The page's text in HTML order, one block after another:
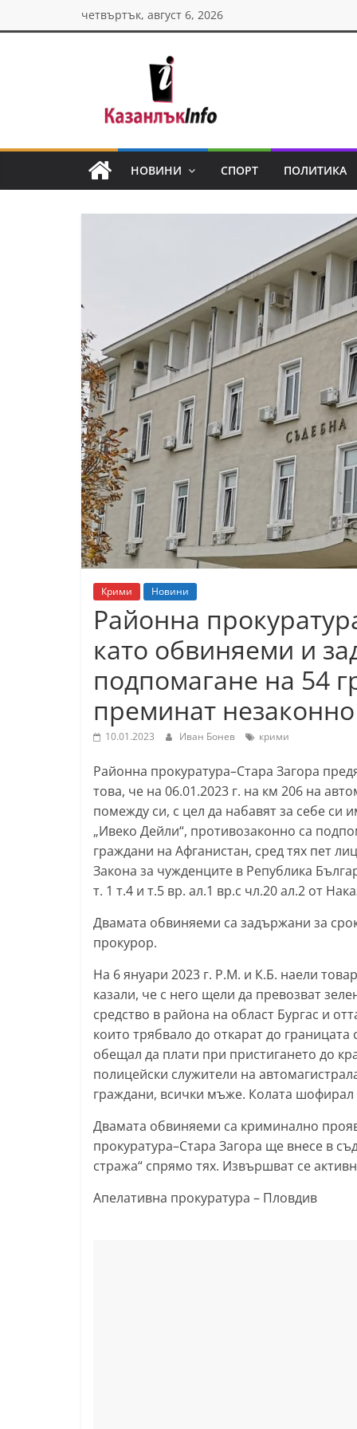
to
четвъртък, август 6, 2026
Казанлък
инфо
и
о
т
К
а
з
а
н
л
ъ
к
и
НОВИНИ СПОРТ ПОЛИТИКА
Крими Новини
Районна
като обвиняеми и
подпомагане на 54
преминат
10.01.2023 Иван Бонев крими
Районна прокуратура–Стара Загора
това, че на 06.01.2023 г. на км 206 на
помежду си, с цел да набавят за себе си
„Ивеко Дейли“, противозаконно са
граждани на Афганистан, сред тях пет
Закона за чужденците в Република
т. 1 т.4 и т.5 вр. ал.1 вр.с чл.20 ал.2 от
Двамата обвиняеми са задържани за
прокурор.
На 6 януари 2023 г. Р.М. и К.Б. наели
казали, че с него щели да превозват
средство в района на област Бургас и
които трябвало до откарат до
обещал да плати при пристигането до
полицейски служители на
граждани, всички мъже. Колата шофирал
Двамата обвиняеми са криминално
прокуратура–Стара Загора ще внесе в
стража“ спрямо тях. Извършват се
Апелативна прокуратура – Пловдив